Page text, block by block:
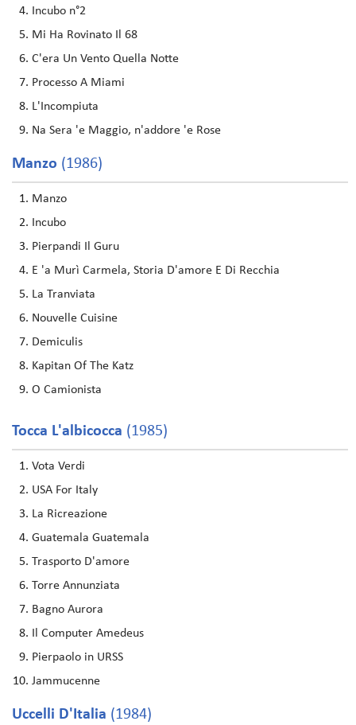
Incubo n°2
Mi Ha Rovinato Il 68
C'era Un Vento Quella Notte
Processo A Miami
L'Incompiuta
Na Sera 'e Maggio, n'addore 'e Rose
Manzo (1986)
Manzo
Incubo
Pierpandi Il Guru
E 'a Murì Carmela, Storia D'amore E Di Recchia
La Tranviata
Nouvelle Cuisine
Demiculis
Kapitan Of The Katz
O Camionista
Tocca L'albicocca (1985)
Vota Verdi
USA For Italy
La Ricreazione
Guatemala Guatemala
Trasporto D'amore
Torre Annunziata
Bagno Aurora
Il Computer Amedeus
Pierpaolo in URSS
Jammucenne
Uccelli D'Italia (1984)